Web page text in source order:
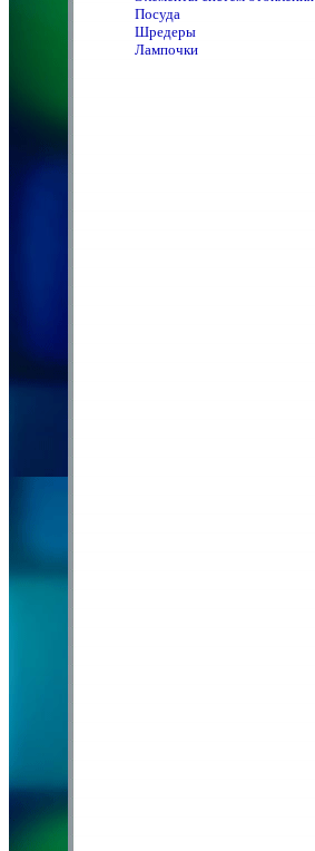
Посуда
Шредеры
Лампочки